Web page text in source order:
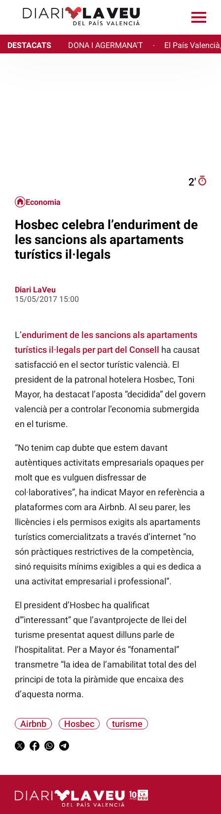
DESTACATS DONA I AGERMANA'T · El País
2′
Economia
Hosbec celebra l’enduriment de
les sancions als apartaments
turístics il·legals
Diari LaVeu
15/05/2017 15:00
L’enduriment de les sancions als apartaments
turístics il·legals per part del Consell ha causat
satisfacció en el sector turístic valencià. El
president de la patronal hotelera Hosbec, Toni
Mayor, ha destacat l’aposta “decidida” del govern
valencià per a controlar l’economia submergida
en el turisme.
“No tenim cap dubte que estem davant
autèntiques activitats empresarials opaques per
molt que es vulguen disfressar de
col·laboratives”, ha indicat Mayor en referència a
plataformes com ara Airbnb. Al seu parer, les
llicències i els permisos exigits als apartaments
turístics comercialitzats a través d’internet “no
són pràctiques restrictives de la competència,
sinó requisits mínims exigibles a qui es dedica a
una activitat empresarial i professional”.
El president d’Hosbec ha qualificat
d'”interessant” que l’avantprojecte de llei del
turisme presentat aquest dilluns parle de
l’hospitalitat. Per a Mayor és “fonamental”
transmetre “la idea de l’amabilitat total des del
principi de tota la piràmide que encaixa des
d’aquesta norma.
Airbnb Hosbec turisme